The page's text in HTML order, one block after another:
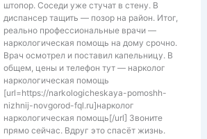
штопор. Соседи уже стучат в стену. В
диспансер тащить — позор на район. Итог,
реально профессиональные врачи —
наркологическая помощь на дому срочно.
Врач осмотрел и поставил капельницу. В
общем, цены и телефон тут — нарколог
наркологическая помощь
[url=https://narkologicheskaya-pomoshh-
nizhnij-novgorod-fql.ru]нарколог
наркологическая помощь[/url] Звоните
прямо сейчас. Вдруг это спасёт жизнь.